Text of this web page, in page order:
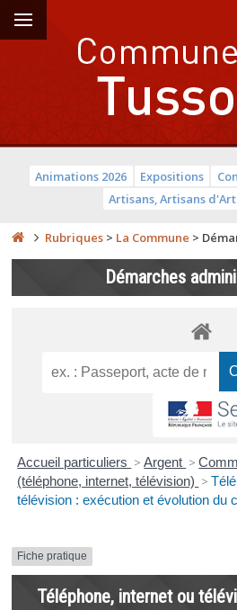
Animations 2026 Expositions
Artisans, Artisans
Rubriques > La Commune >
Démarches
Accueil particuliers > Argent >
(téléphone, internet, télévision) >
télévision : exécution et évolution du
Fiche pratique
Téléphone, internet ou